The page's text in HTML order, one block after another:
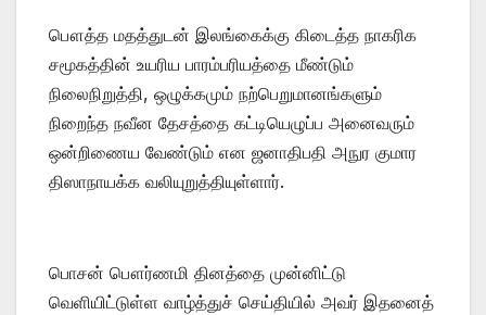
பௌத்த மதத்துடன் இலங்கைக்கு கிடைத்த நாகரிக
சமூகத்தின் உயரிய பாரம்பரியத்தை மீண்டும்
நிலைநிறுத்தி, ஒழுக்கமும் நற்பெறுமானங்களும்
நிறைந்த நவீன தேசத்தை கட்டியெழுப்ப அனைவரும்
ஒன்றிணைய வேண்டும் என ஜனாதிபதி அநுர குமார
திஸாநாயக்க வலியுறுத்தியுள்ளார்.
பொசன் பௌர்ணமி தினத்தை முன்னிட்டு
வெளியிட்டுள்ள வாழ்த்துச் செய்தியில் அவர் இதனைத்